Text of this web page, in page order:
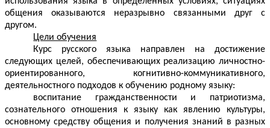
общения оказываются неразрывно связанными друг с
другом.
Цели обучения
Курс русского языка направлен на достижение
следующих целей, обеспечивающих реализацию личностно-
ориентированного, когнитивно-коммуникативного,
деятельностного подходов к обучению родному языку:
воспитание гражданственности и патриотизма,
сознательного отношения к языку как явлению культуры,
основному средству общения и получения знаний в разных